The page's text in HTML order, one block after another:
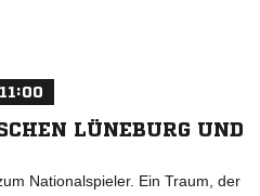
LÜNEBURG UND
Nationalspieler. Ein Traum, der